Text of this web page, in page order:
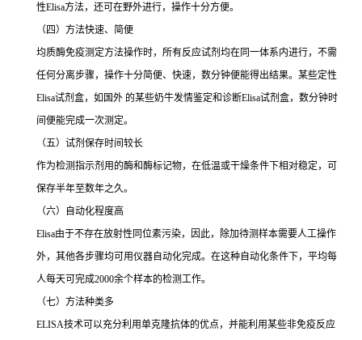
性Elisa方法，还可在野外进行，操作十分方便。
（四）方法快速、简便
均质酶免疫测定方法操作时，所有反应试剂均在同一体系内进行，不需
任何分离步骤，操作十分简便、快速，数分钟便能得出结果。某些定性
Elisa试剂盒，如国外 的某些奶牛发情鉴定和诊断Elisa试剂盒，数分钟时
间便能完成一次测定。
（五）试剂保存时间较长
作为检测指示剂用的酶和酶标记物，在低温或干燥条件下相对稳定，可
保存半年至数年之久。
（六）自动化程度高
Elisa由于不存在放射性同位素污染，因此，除加待测样本需要人工操作
外，其他各步骤均可用仪器自动化完成。在这种自动化条件下，平均每
人每天可完成2000余个样本的检测工作。
（七）方法种类多
ELISA技术可以充分利用单克隆抗体的优点，并能利用某些非免疫反应